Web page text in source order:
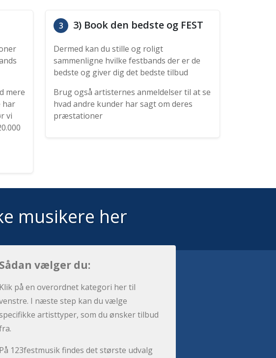
mere
har
vi
3 3) Book den bedste og FEST
Dermed kan du stille og roligt
sammenligne hvilke festbands der er de
bedste og giver dig det bedste tilbud
Brug også artisternes anmeldelser til at se
hvad andre kunder har sagt om deres
præstationer
musikere her
Sådan vælger du:
Klik på en overordnet kategori her til
I næste step kan du vælge
artisttyper, som du ønsker tilbud
På 123festmusik findes det største udvalg